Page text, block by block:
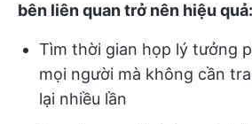
bên liên quan trở nên hiệu quả:
Tìm thời gian họp lý tưởng
mọi người mà không cần
lại nhiều lần